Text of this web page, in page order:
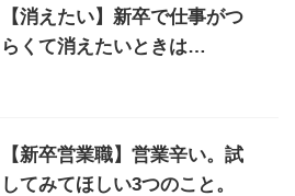
【消えたい】新卒で仕事がつ
らくて消えたいときは…
【新卒営業職】営業辛い。試
してみてほしい3つのこと。